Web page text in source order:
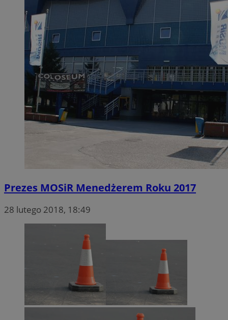
Prezes MOSiR Menedżerem Roku 2017
28 lutego 2018, 18:49